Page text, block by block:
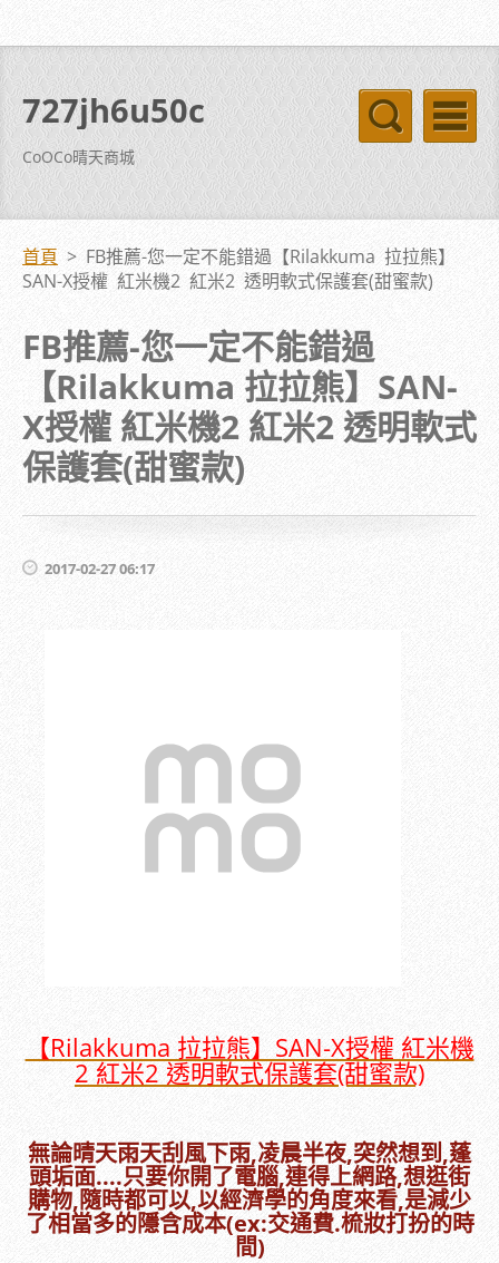
727jh6u50c
CoOCo晴天商城
首頁 > FB推薦-您一定不能錯過【Rilakkuma 拉拉熊】
SAN-X授權 紅米機2 紅米2 透明軟式保護套(甜蜜款)
FB推薦-您一定不能錯過
【Rilakkuma 拉拉熊】SAN-
X授權 紅米機2 紅米2 透明軟式
保護套(甜蜜款)
2017-02-27 06:17
【Rilakkuma 拉拉熊】SAN-X授權 紅米機
2 紅米2 透明軟式保護套(甜蜜款)
無論晴天雨天刮風下雨,凌晨半夜,突然想到,蓬
頭垢面....只要你開了電腦,連得上網路,想逛街
購物,隨時都可以,以經濟學的角度來看,是減少
了相當多的隱含成本(ex:交通費.梳妝打扮的時
間)